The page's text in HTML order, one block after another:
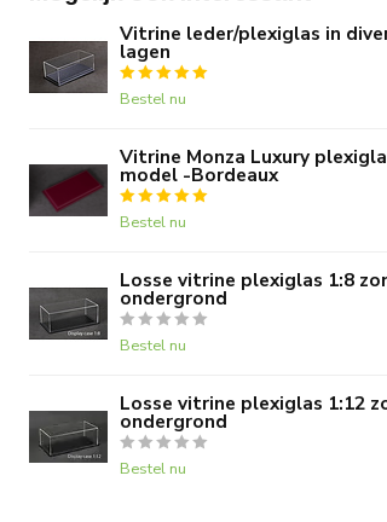
Vitrine leder/plexiglas in
lagen
Bestel nu
Vitrine Monza Luxury
model -Bordeaux
Bestel nu
Losse vitrine plexiglas 1:8
ondergrond
Bestel nu
Losse vitrine plexiglas 1:12
ondergrond
Bestel nu